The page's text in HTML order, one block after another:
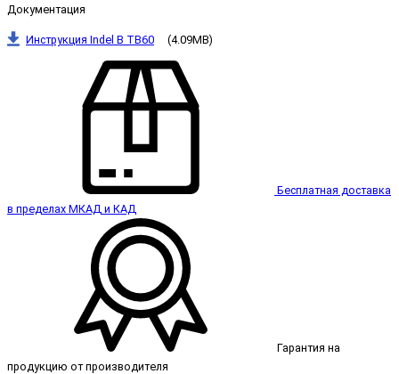
Документация
Инструкция Indel B TB60 (4.09MB)
Бесплатная доставка
в пределах МКАД и КАД
Гарантия на
продукцию от производителя